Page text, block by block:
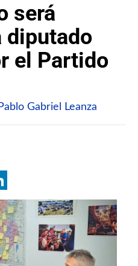
será
diputado
el Partido
Pablo Gabriel Leanza